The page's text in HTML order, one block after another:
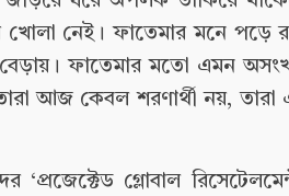
নেই। ফাতেমার মনে পড়ে
ফাতেমার মতো এমন
আজ কেবল শরণার্থী নয়, তারা
‘প্রজেক্টেড গ্লোবাল